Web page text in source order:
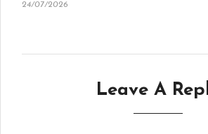
24/07/2026
Leave A